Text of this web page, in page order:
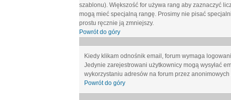
szablonu). Większość for używa rang aby zaznaczyć
mogą mieć specjalną rangę. Prosimy nie pisać
prostu ręcznie ją zmniejszy.
Powrót do góry
Kiedy klikam odnośnik email, forum wymaga
Jedynie zarejestrowani użytkownicy mogą wysyłać
wykorzystaniu adresów na forum przez anonimowych
Powrót do góry